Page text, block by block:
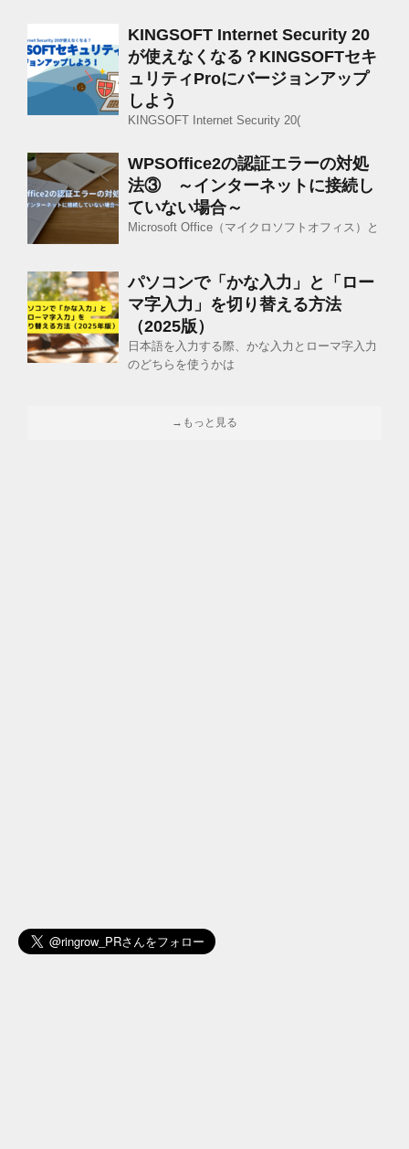
KINGSOFT Internet Security 20
が使えなくなる？KINGSOFTセキ
ュリティProにバージョンアップ
しよう
KINGSOFT Internet Security 20(
WPSOffice2の認証エラーの対処
法③ ～インターネットに接続し
ていない場合～
Microsoft Office（マイクロソフトオフィス）と
パソコンで「かな入力」と「ロー
マ字入力」を切り替える方法
（2025版）
日本語を入力する際、かな入力とローマ字入力
のどちらを使うかは
→もっと見る